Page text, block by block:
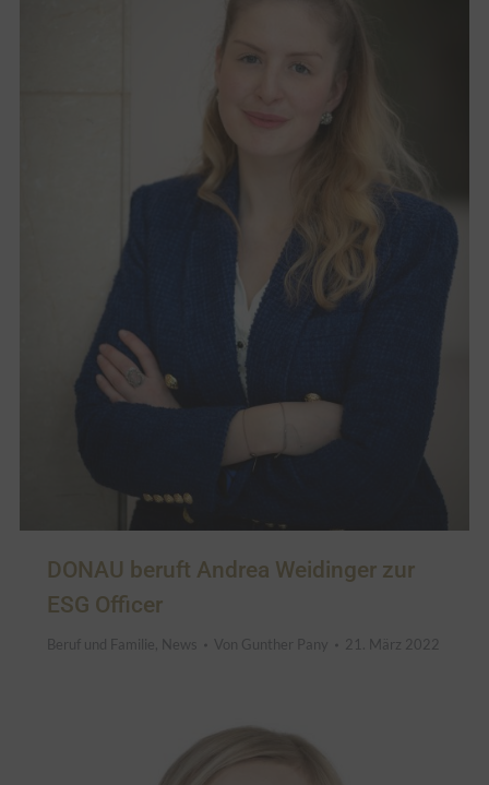
DONAU beruft Andrea Weidinger zur
ESG Officer
Beruf und Familie News Von Gunther Pany 21. März 2022